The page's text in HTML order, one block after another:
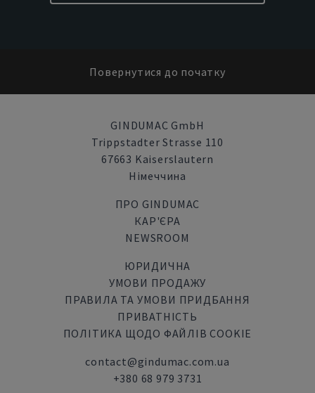
Повернутися до початку
GINDUMAC GmbH
Trippstadter Strasse 110
67663 Kaiserslautern
Німеччина
ПРО GINDUMAC
КАР'ЄРА
NEWSROOM
ЮРИДИЧНА
УМОВИ ПРОДАЖУ
ПРАВИЛА ТА УМОВИ ПРИДБАННЯ
ПРИВАТНІСТЬ
ПОЛІТИКА ЩОДО ФАЙЛІВ COOKIE
contact@gindumac.com.ua
+380 68 979 3731